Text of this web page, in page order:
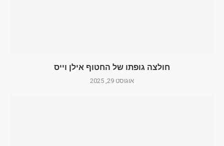
חולצה גופתו של החטוף אילן וייס
אוגוסט 29, 2025